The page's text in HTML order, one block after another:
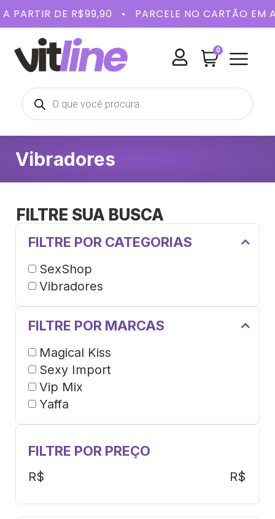
PARTIR DE R$99,90 • PARCELE NO CARTÃO
0
Vibradores
FILTRE SUA BUSCA
FILTRE POR CATEGORIAS
SexShop
Vibradores
FILTRE POR MARCAS
Magical Kiss
Sexy Import
Vip Mix
Yaffa
FILTRE POR PREÇO
R$ R$